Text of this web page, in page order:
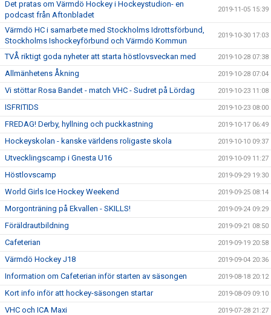
Det pratas om Värmdö Hockey i Hockeystudion- en
podcast från Aftonbladet
2019-11-05 15:39
Värmdö HC i samarbete med Stockholms Idrottsförbund,
Stockholms Ishockeyförbund och Värmdö Kommun
2019-10-30 17:03
TVÅ riktigt goda nyheter att starta höstlovsveckan med 2019-10-28 07:38
Allmänhetens Åkning 2019-10-28 07:04
Vi stöttar Rosa Bandet - match VHC - Sudret på Lördag 2019-10-23 11:08
ISFRITIDS 2019-10-23 08:00
FREDAG! Derby, hyllning och puckkastning 2019-10-17 06:49
Hockeyskolan - kanske världens roligaste skola 2019-10-10 09:37
Utvecklingscamp i Gnesta U16 2019-10-09 11:27
Höstlovscamp 2019-09-29 19:30
World Girls Ice Hockey Weekend 2019-09-25 08:14
Morgonträning på Ekvallen - SKILLS! 2019-09-24 09:29
Föräldrautbildning 2019-09-21 08:50
Cafeterian 2019-09-19 20:58
Värmdö Hockey J18 2019-09-04 20:36
Information om Cafeterian inför starten av säsongen 2019-08-18 20:12
Kort info inför att hockey-säsongen startar 2019-08-09 09:10
VHC och ICA Maxi 2019-07-28 21:27